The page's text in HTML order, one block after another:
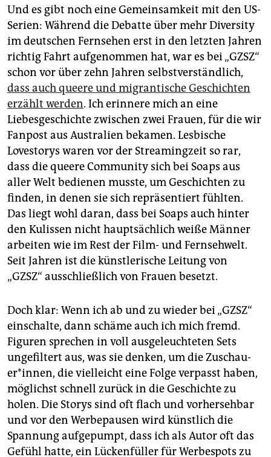
Und es gibt noch eine Gemeinsamkeit mit den US-
Serien: Während die Debatte über mehr Diversity
im deutschen Fernsehen erst in den letzten Jahren
richtig Fahrt aufgenommen hat, war es bei „GZSZ“
schon vor über zehn Jahren selbstverständlich,
dass auch queere und migrantische Geschichten
erzählt werden. Ich erinnere mich an eine
Liebesgeschichte zwischen zwei Frauen, für die wir
Fanpost aus Australien bekamen. Lesbische
Lovestorys waren vor der Streamingzeit so rar,
dass die queere Community sich bei Soaps aus
aller Welt bedienen musste, um Geschichten zu
finden, in denen sie sich repräsentiert fühlten.
Das liegt wohl daran, dass bei Soaps auch hinter
den Kulissen nicht hauptsächlich weiße Männer
arbeiten wie im Rest der Film- und Fernsehwelt.
Seit Jahren ist die künstlerische Leitung von
„GZSZ“ ausschließlich von Frauen besetzt.
Doch klar: Wenn ich ab und zu wieder bei „GZSZ“
einschalte, dann schäme auch ich mich fremd.
Figuren sprechen in voll ausgeleuchteten Sets
ungefiltert aus, was sie denken, um die Zu­schau­
er*innen, die vielleicht eine Folge verpasst haben,
möglichst schnell zurück in die Geschichte zu
holen. Die Storys sind oft flach und vorhersehbar
und vor den Werbepausen wird künstlich die
Spannung aufgepumpt, dass ich als Autor oft das
Gefühl hatte, ein Lückenfüller für Werbespots zu